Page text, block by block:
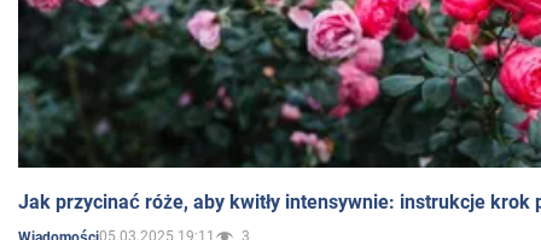
Jak przycinać róże, aby kwitły intensywnie: instrukcje krok